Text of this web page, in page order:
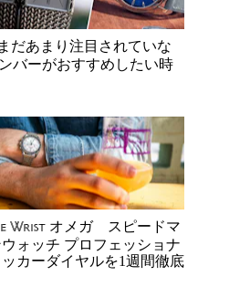
まだあまり注目されていな
バーがおすすめしたい時
Wrist オメガ スピードマ
ォッチ プロフェッショナ
カーダイヤルを1週間徹底